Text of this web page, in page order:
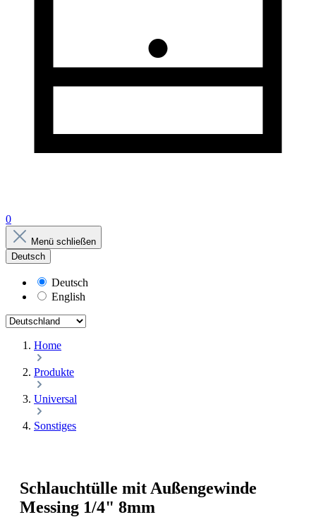
0
Menü schließen
Deutsch
Deutsch
English
Home
Produkte
Universal
Sonstiges
Schlauchtülle mit Außengewinde
Messing 1/4" 8mm